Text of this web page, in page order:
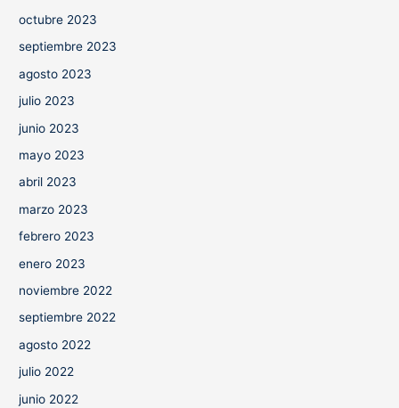
octubre 2023
septiembre 2023
agosto 2023
julio 2023
junio 2023
mayo 2023
abril 2023
marzo 2023
febrero 2023
enero 2023
noviembre 2022
septiembre 2022
agosto 2022
julio 2022
junio 2022